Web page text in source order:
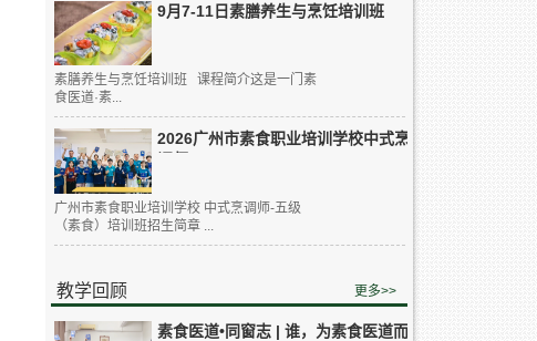
9月7-11日素膳养生与烹饪培训班
素膳养生与烹饪培训班 课程简介这是一门素
食医道·素...
2026广州市素食职业培训学校中式烹
广州市素食职业培训学校 中式烹调师-五级
（素食）培训班招生简章 ...
教学回顾 更多>>
素食医道•同窗志 | 谁，为素食医道而